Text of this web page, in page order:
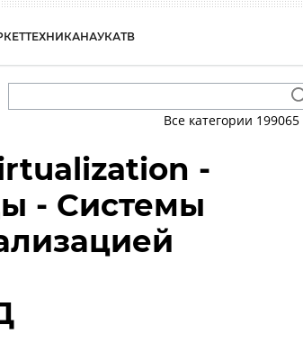
ТЕХНИКАНАУКАТВ
Все категории 199065
-
- Системы